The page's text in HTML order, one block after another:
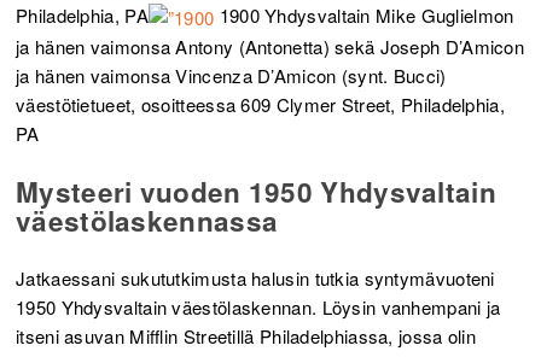
Philadelphia, PA
1900 Yhdysvaltain Mike Guglielmon
ja hänen vaimonsa Antony (Antonetta) sekä Joseph D’Amicon
ja hänen vaimonsa Vincenza D’Amicon (synt. Bucci)
väestötietueet, osoitteessa 609 Clymer Street, Philadelphia,
PA
Mysteeri vuoden 1950 Yhdysvaltain
väestölaskennassa
Jatkaessani sukututkimusta halusin tutkia syntymävuoteni
1950 Yhdysvaltain väestölaskennan. Löysin vanhempani ja
itseni asuvan Mifflin Streetillä Philadelphiassa, jossa olin